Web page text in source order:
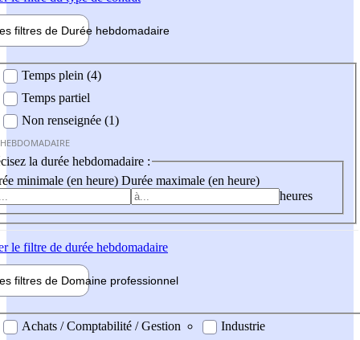
filtres de Durée hebdomadaire
Temps plein (4)
Temps partiel
Non renseignée (1)
la durée hebdomadaire :
minimale (en heure) Durée maximale (en heure)
heures
le filtre de durée hebdomadaire
filtres de Domaine professionnel
professionel
Achats / Comptabilité / Gestion
Industrie